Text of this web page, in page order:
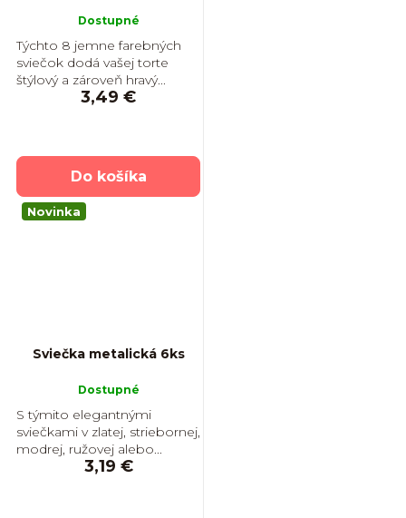
Dostupné
3,49 €
Do košíka
Týchto 8 jemne farebných
sviečok dodá vašej torte
štýlový a zároveň hravý...
Novinka
Sviečka metalická 6ks
Dostupné
3,19 €
S týmito elegantnými
sviečkami v zlatej, striebornej,
modrej, ružovej alebo...